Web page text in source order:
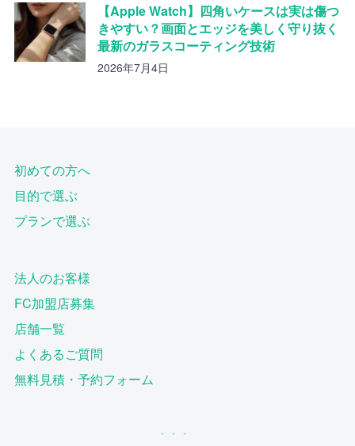
【Apple Watch】四角いケースは実は傷つ
きやすい？画面とエッジを美しく守り抜く
最新のガラスコーティング技術
2026年7月4日
初めての方へ
目的で選ぶ
プランで選ぶ
法人のお客様
FC加盟店募集
店舗一覧
よくあるご質問
無料見積・予約フォーム